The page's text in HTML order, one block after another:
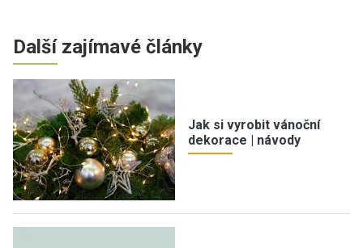
Další zajímavé články
Jak si vyrobit vánoční
dekorace | návody